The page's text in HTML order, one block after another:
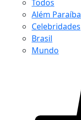
Todos
Além Paraíba
Celebridades
Brasil
Mundo